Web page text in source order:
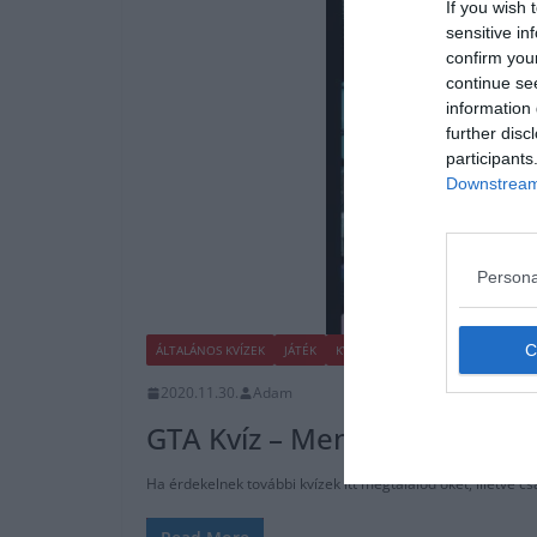
If you wish
sensitive
confirm
continue
information
further
ÁLTALÁNOS KVÍZEK JÁTÉK KVÍZ
2020.11.30. Adam
GTA Kvíz – Mennyire
Ha érdekelnek további kvízek itt megtalálod őket, illetve